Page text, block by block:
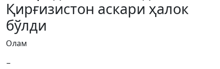
Қирғизистон аскари ҳалок
бўлди
Олам
−